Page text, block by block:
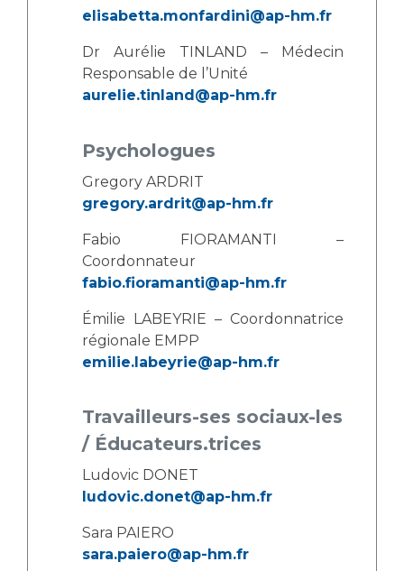
elisabetta.monfardini@ap-hm.fr
Dr Aurélie TINLAND – Médecin
Responsable de l’Unité
aurelie.tinland@ap-hm.fr
Psychologues
Gregory ARDRIT
gregory.ardrit@ap-hm.fr
Fabio FIORAMANTI –
Coordonnateur
fabio.fioramanti@ap-hm.fr
Émilie LABEYRIE – Coordonnatrice
régionale EMPP
emilie.labeyrie@ap-hm.fr
Travailleurs-ses sociaux-les
/ Éducateurs.trices
Ludovic DONET
ludovic.donet@ap-hm.fr
Sara PAIERO
sara.paiero@ap-hm.fr